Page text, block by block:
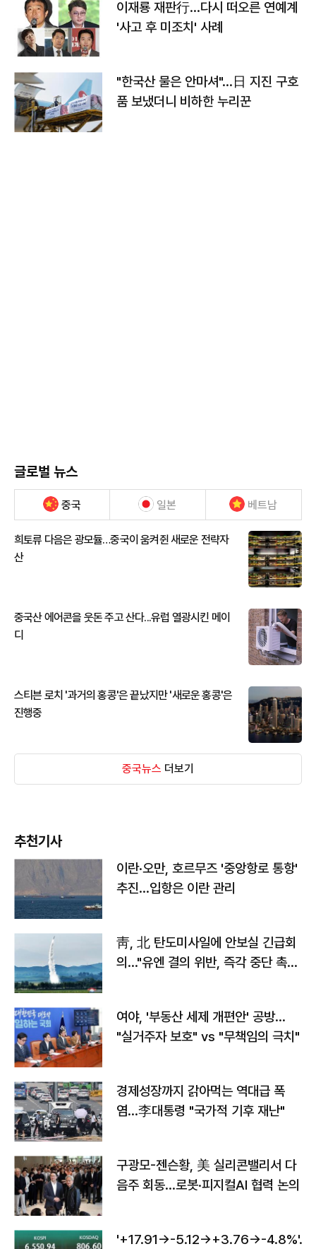
이재룡 재판行…다시 떠오른 연예계
'사고 후 미조치' 사례
"한국산 물은 안마셔"…日 지진 구호
품 보냈더니 비하한 누리꾼
글로벌 뉴스
중국 일본 베트남
희토류 다음은 광모듈…중국이 움켜쥔 새로운 전략자
산
중국산 에어콘을 웃돈 주고 산다...유럽 열광시킨 메이
디
스티븐 로치 '과거의 홍콩'은 끝났지만 '새로운 홍콩'은
진행중
중국뉴스 더보기
추천기사
이란·오만, 호르무즈 '중앙항로 통항'
추진…입항은 이란 관리
靑, 北 탄도미사일에 안보실 긴급회
의…"유엔 결의 위반, 즉각 중단 촉
여야, '부동산 세제 개편안' 공방…
"실거주자 보호" vs "무책임의 극치"
경제성장까지 갉아먹는 역대급 폭
염…李대통령 "국가적 기후 재난"
구광모-젠슨황, 美 실리콘밸리서 다
음주 회동…로봇·피지컬AI 협력 논의
'+17.91→-5.12→+3.76→-4.8%'…'